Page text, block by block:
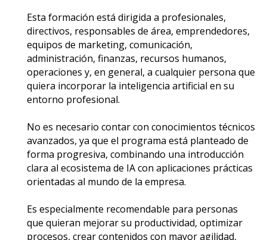
Esta formación está dirigida a profesionales,
directivos, responsables de área, emprendedores,
equipos de marketing, comunicación,
administración, finanzas, recursos humanos,
operaciones y, en general, a cualquier persona que
quiera incorporar la inteligencia artificial en su
entorno profesional.
No es necesario contar con conocimientos técnicos
avanzados, ya que el programa está planteado de
forma progresiva, combinando una introducción
clara al ecosistema de IA con aplicaciones prácticas
orientadas al mundo de la empresa.
Es especialmente recomendable para personas
que quieran mejorar su productividad, optimizar
procesos, crear contenidos con mayor agilidad,